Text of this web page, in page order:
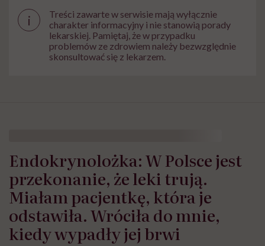
i
Treści zawarte w serwisie mają wyłącznie
charakter informacyjny i nie stanowią porady
lekarskiej. Pamiętaj, że w przypadku
problemów ze zdrowiem należy bezwzględnie
skonsultować się z lekarzem.
Endokrynolożka: W Polsce jest
przekonanie, że leki trują.
Miałam pacjentkę, która je
odstawiła. Wróciła do mnie,
kiedy wypadły jej brwi